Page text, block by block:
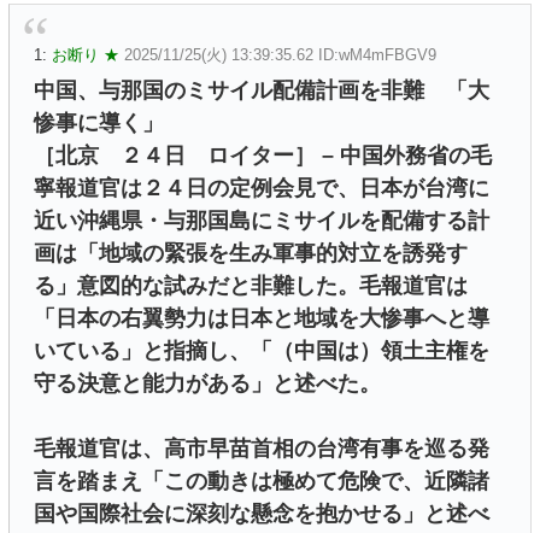
1: お断り ★ 2025/11/25(火) 13:39:35.62 ID:wM4mFBGV9
中国、与那国のミサイル配備計画を非難 「大
惨事に導く」
［北京 ２４日 ロイター］ – 中国外務省の毛
寧報道官は２４日の定例会見で、日本が台湾に
近い沖縄県・与那国島にミサイルを配備する計
画は「地域の緊張を生み軍事的対立を誘発す
る」意図的な試みだと非難した。毛報道官は
「日本の右翼勢力は日本と地域を大惨事へと導
いている」と指摘し、「（中国は）領土主権を
守る決意と能力がある」と述べた。
毛報道官は、高市早苗首相の台湾有事を巡る発
言を踏まえ「この動きは極めて危険で、近隣諸
国や国際社会に深刻な懸念を抱かせる」と述べ